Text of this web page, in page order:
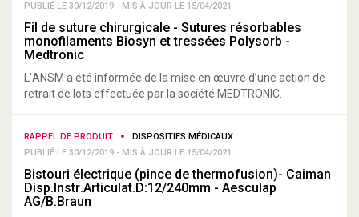
PUBLIÉ LE 30/12/2019 - MIS À JOUR LE 15/04/2021
Fil de suture chirurgicale - Sutures résorbables
monofilaments Biosyn et tressées Polysorb -
Medtronic
L'ANSM a été informée de la mise en œuvre d’une action de
retrait de lots effectuée par la société MEDTRONIC.
RAPPEL DE PRODUIT
DISPOSITIFS MÉDICAUX
PUBLIÉ LE 30/12/2019 - MIS À JOUR LE 15/04/2021
Bistouri électrique (pince de thermofusion)- Caiman
Disp.Instr.Articulat.D:12/240mm - Aesculap
AG/B.Braun